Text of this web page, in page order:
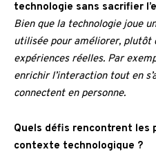
technologie sans sacrifier
Bien que la technologie joue
utilisée pour améliorer, plutôt
expériences réelles. Par
enrichir l’interaction tout en
connectent en personne.
Quels défis rencontrent les
contexte technologique ?